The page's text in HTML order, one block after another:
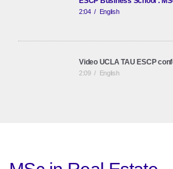
2:04/ English
Video UCLA TAU ESCP
2:09/ English